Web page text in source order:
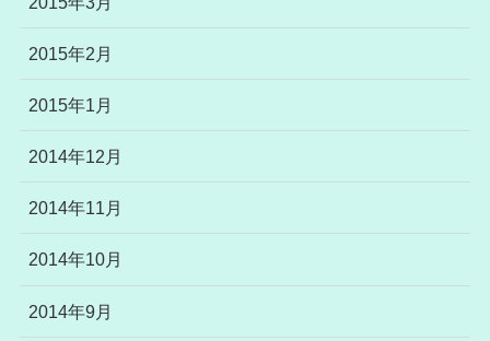
2015年2月
2015年1月
2014年12月
2014年11月
2014年10月
2014年9月